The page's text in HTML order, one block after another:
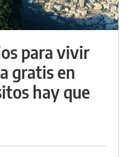
para vivir
gratis en
hay que